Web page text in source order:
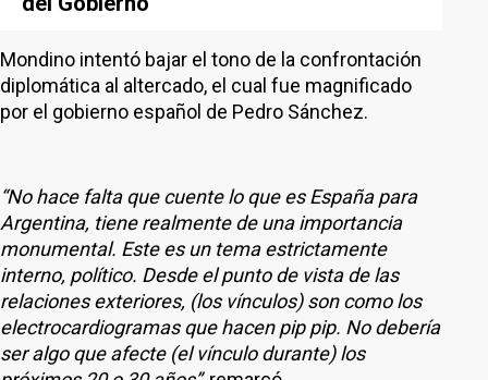
Mondino intentó bajar el tono de la confrontación
diplomática al altercado, el cual fue magnificado
por el gobierno español de Pedro Sánchez.
“No hace falta que cuente lo que es España para
Argentina, tiene realmente de una importancia
monumental. Este es un tema estrictamente
interno, político. Desde el punto de vista de las
relaciones exteriores, (los vínculos) son como los
electrocardiogramas que hacen pip pip. No debería
ser algo que afecte (el vínculo durante) los